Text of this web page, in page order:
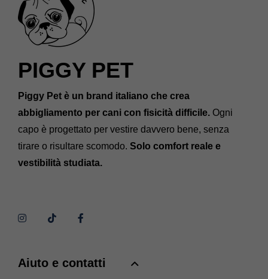
PIGGY PET
Piggy Pet è un brand italiano che crea
abbigliamento per cani con fisicità difficile. Ogni
capo è progettato per vestire davvero bene, senza
tirare o risultare scomodo. Solo comfort reale e
vestibilità studiata.
Aiuto e contatti